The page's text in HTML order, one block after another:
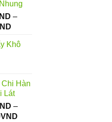
–
từ
Khô
Chi Hàn
Lát
–
VND